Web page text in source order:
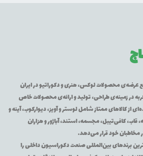
عرضه‌ی محصولات لوکس، هنری و دکوراتیو در ایران
در زمینه‌ی طراحی، تولید و ارائه‌ی محصولات خاص
کالاهای ممتاز شامل لوستر و آویز، دیوارکوب، آینه و
کافی‌تیبل، مجسمه، استند، آباژور و هزاران
مخاطبان خود قرار می‌دهد.
برندهای بین‌المللی صنعت دکوراسیون داخلی را